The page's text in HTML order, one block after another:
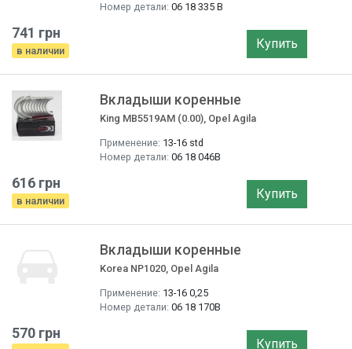
Номер детали: 06 18 335 B
741 грн
в наличии Купить
Вкладыши коренные
King MB5519AM (0.00), Opel Agila
Применение: 13-16 std
Номер детали: 06 18 046B
616 грн
в наличии Купить
Вкладыши коренные
Korea NP1020, Opel Agila
Применение: 13-16 0,25
Номер детали: 06 18 170B
570 грн
Купить